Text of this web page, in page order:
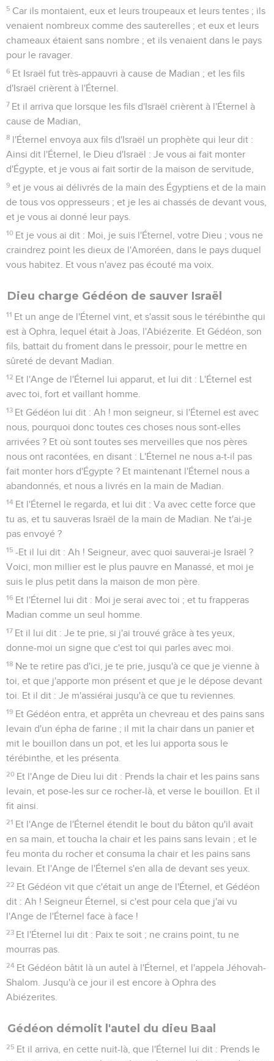
5 Car ils montaient, eux et leurs troupeaux et leurs tentes ; ils
venaient nombreux comme des sauterelles ; et eux et leurs
chameaux étaient sans nombre ; et ils venaient dans le pays
pour le ravager.
6 Et Israël fut très-appauvri à cause de Madian ; et les fils
d'Israël crièrent à l'Éternel.
7 Et il arriva que lorsque les fils d'Israël crièrent à l'Éternel à
cause de Madian,
8 l'Éternel envoya aux fils d'Israël un prophète qui leur dit :
Ainsi dit l'Éternel, le Dieu d'Israël : Je vous ai fait monter
d'Égypte, et je vous ai fait sortir de la maison de servitude,
9 et je vous ai délivrés de la main des Égyptiens et de la main
de tous vos oppresseurs ; et je les ai chassés de devant vous,
et je vous ai donné leur pays.
10 Et je vous ai dit : Moi, je suis l'Éternel, votre Dieu ; vous ne
craindrez point les dieux de l'Amoréen, dans le pays duquel
vous habitez. Et vous n'avez pas écouté ma voix.
Dieu charge Gédéon de sauver Israël
11 Et un ange de l'Éternel vint, et s'assit sous le térébinthe qui
est à Ophra, lequel était à Joas, l'Abiézerite. Et Gédéon, son
fils, battait du froment dans le pressoir, pour le mettre en
sûreté de devant Madian.
12 Et l'Ange de l'Éternel lui apparut, et lui dit : L'Éternel est
avec toi, fort et vaillant homme.
13 Et Gédéon lui dit : Ah ! mon seigneur, si l'Éternel est avec
nous, pourquoi donc toutes ces choses nous sont-elles
arrivées ? Et où sont toutes ses merveilles que nos pères
nous ont racontées, en disant : L'Éternel ne nous a-t-il pas
fait monter hors d'Égypte ? Et maintenant l'Éternel nous a
abandonnés, et nous a livrés en la main de Madian.
14 Et l'Éternel le regarda, et lui dit : Va avec cette force que
tu as, et tu sauveras Israël de la main de Madian. Ne t'ai-je
pas envoyé ?
15 -Et il lui dit : Ah ! Seigneur, avec quoi sauverai-je Israël ?
Voici, mon millier est le plus pauvre en Manassé, et moi je
suis le plus petit dans la maison de mon père.
16 Et l'Éternel lui dit : Moi je serai avec toi ; et tu frapperas
Madian comme un seul homme.
17 Et il lui dit : Je te prie, si j'ai trouvé grâce à tes yeux,
donne-moi un signe que c'est toi qui parles avec moi.
18 Ne te retire pas d'ici, je te prie, jusqu'à ce que je vienne à
toi, et que j'apporte mon présent et que je le dépose devant
toi. Et il dit : Je m'assiérai jusqu'à ce que tu reviennes.
19 Et Gédéon entra, et apprêta un chevreau et des pains sans
levain d'un épha de farine ; il mit la chair dans un panier et
mit le bouillon dans un pot, et les lui apporta sous le
térébinthe, et les présenta.
20 Et l'Ange de Dieu lui dit : Prends la chair et les pains sans
levain, et pose-les sur ce rocher-là, et verse le bouillon. Et il
fit ainsi.
21 Et l'Ange de l'Éternel étendit le bout du bâton qu'il avait
en sa main, et toucha la chair et les pains sans levain ; et le
feu monta du rocher et consuma la chair et les pains sans
levain. Et l'Ange de l'Éternel s'en alla de devant ses yeux.
22 Et Gédéon vit que c'était un ange de l'Éternel, et Gédéon
dit : Ah ! Seigneur Éternel, si c'est pour cela que j'ai vu
l'Ange de l'Éternel face à face !
23 Et l'Éternel lui dit : Paix te soit ; ne crains point, tu ne
mourras pas.
24 Et Gédéon bâtit là un autel à l'Éternel, et l'appela Jéhovah-
Shalom. Jusqu'à ce jour il est encore à Ophra des
Abiézerites.
Gédéon démolit l'autel du dieu Baal
25 Et il arriva, en cette nuit-là, que l'Éternel lui dit : Prends le